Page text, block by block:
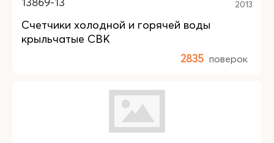
2013
Счетчики холодной и горячей воды
крыльчатые СВК
2835 поверок